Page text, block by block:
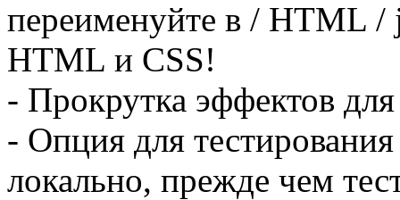
переименуйте в / HTML /
HTML и CSS!
- Прокрутка эффектов для
- Опция для тестирования
локально, прежде чем